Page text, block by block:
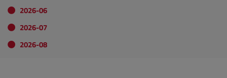
2026-06
2026-07
2026-08